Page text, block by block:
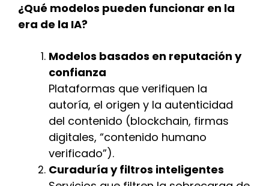
¿Qué modelos pueden funcionar en la
era de la IA?
Modelos basados en reputación y
confianza
Plataformas que verifiquen la
autoría, el origen y la autenticidad
del contenido (blockchain, firmas
digitales, “contenido humano
verificado”).
Curaduría y filtros inteligentes